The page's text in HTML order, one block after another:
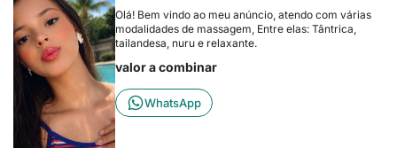
Olá! Bem vindo ao meu anúncio, atendo com várias
modalidades de massagem, Entre elas: Tântrica,
tailandesa, nuru e relaxante.
valor a combinar
WhatsApp